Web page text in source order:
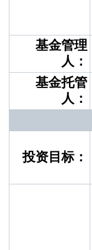
基金管理
人：
基金托管
人：
投资目标：